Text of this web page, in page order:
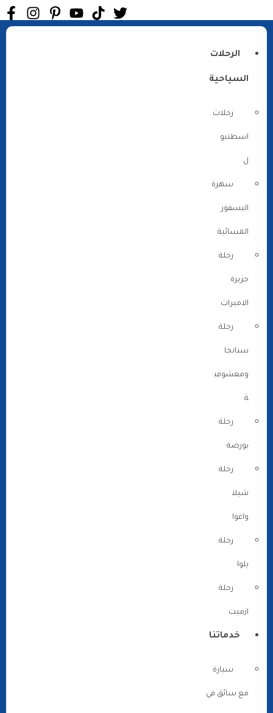
الرحلات
السياحية
رحلات
اسطنبو
ل
سهرة
البسفور
المسائية
رحلة
جزيرة
الاميرات
رحلة
سبانجا
ومعشوقي
ة
رحلة
بورصة
رحلة
شيلا
واغوا
رحلة
يلوا
رحلة
ازميت
خدماتنا
سيارة
مع سائق في